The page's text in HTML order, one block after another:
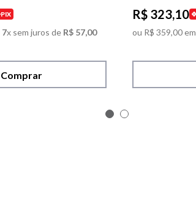
PIX
7x sem juros de R$ 57,00
Comprar
R$ 323,10
ou R$ 359,00em